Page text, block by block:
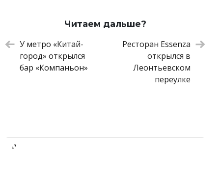
Мимоза с лососем
Крошка-картошка с крабом и красной
икрой
1 830 ₽
Десерт «по-киевски» 790 ₽
Читаем дальше?
У метро «Китай-
город» открылся
бар «Компаньон»
Ресторан Essenza
открылся в
Леонтьевском
переулке